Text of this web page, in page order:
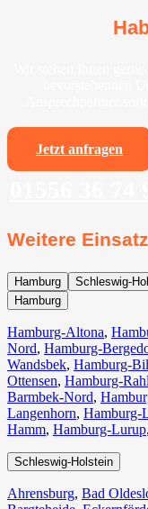
Jetzt anfragen
Weitere
Hamburg Schleswig-
Hamburg
Hamburg-Altona,
Nord, Hamburg-
Wandsbek, Hamburg-
Ottensen, Hamburg-
Barmbek-Nord,
Langenhorn, Hamburg-
Hamm, Hamburg-Lurup,
Schleswig-Holstein
Ahrensburg, Bad